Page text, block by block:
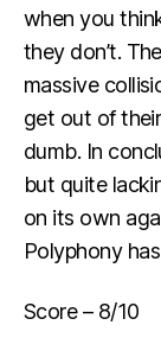
when you
they don’t.
massive
get out of
dumb. In
but quite
on its own
Polyphony
Score – 8/10